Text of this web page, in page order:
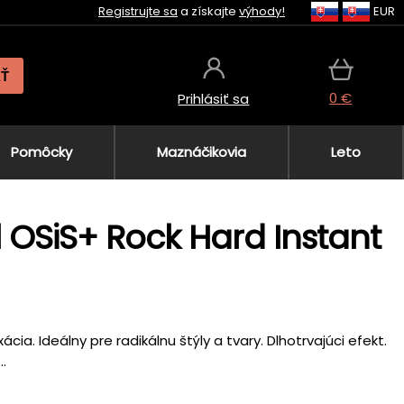
Registrujte sa a získajte výhody! EUR
Prihlásiť sa 0 €
Pomôcky Maznáčikovia Leto
Rock Hard Instant
Ideálny pre radikálnu štýly a tvary. Dlhotrvajúci efekt.